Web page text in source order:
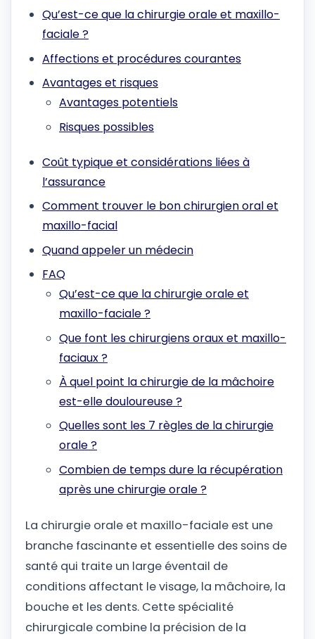
Qu’est-ce que la chirurgie orale et maxillo-
faciale ?
Affections et procédures courantes
Avantages et risques
Avantages potentiels
Risques possibles
Coût typique et considérations liées à
l’assurance
Comment trouver le bon chirurgien oral et
maxillo-facial
Quand appeler un médecin
FAQ
Qu’est-ce que la chirurgie orale et
maxillo-faciale ?
Que font les chirurgiens oraux et maxillo-
faciaux ?
À quel point la chirurgie de la mâchoire
est-elle douloureuse ?
Quelles sont les 7 règles de la chirurgie
orale ?
Combien de temps dure la récupération
après une chirurgie orale ?
La chirurgie orale et maxillo-faciale est une
branche fascinante et essentielle des soins de
santé qui traite un large éventail de
conditions affectant le visage, la mâchoire, la
bouche et les dents. Cette spécialité
chirurgicale combine la précision de la